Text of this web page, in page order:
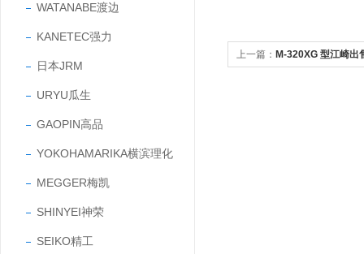
WATANABE渡边
KANETEC强力
日本JRM
URYU瓜生
GAOPIN高品
YOKOHAMARIKA横滨理化
MEGGER梅凯
SHINYEI神荣
SEIKO精工
上一篇： M-320XG 型江崎出